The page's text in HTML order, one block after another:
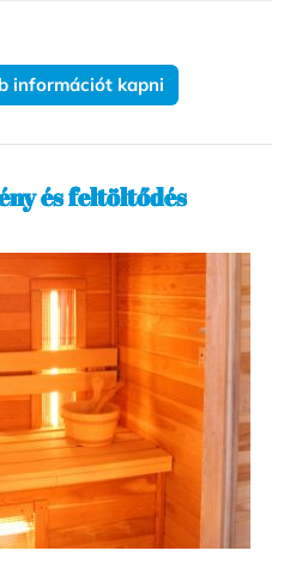
információt kapni
és feltöltődés